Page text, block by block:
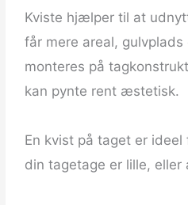
Kviste hjælper til at
får mere areal, gulvplads
monteres på
kan pynte rent æstetisk.
En kvist på taget er
din tagetage er lille, eller